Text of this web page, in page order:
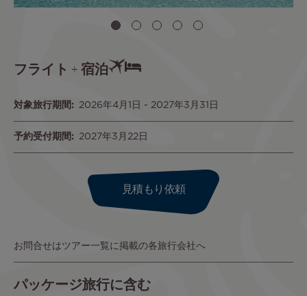
フライト + 宿泊
対象旅行期間 2026年4月1日 - 2027年3月31日
予約受付期間 2027年3月22日
お問合せはツアー一覧に掲載の各旅行会社へ
見積もり依頼
パッケージ旅行に含む